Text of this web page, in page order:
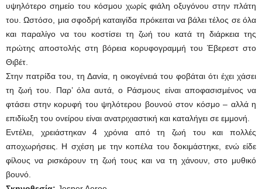
υψηλότερο σημείο του κόσμου χωρίς φιάλη οξυγόνου στην πλάτη
του. Ωστόσο, μια σφοδρή καταιγίδα πρόκειται να βάλει τέλος σε όλα
και παραλίγο να του κοστίσει τη ζωή του κατά τη διάρκεια της
πρώτης αποστολής στη βόρεια κορυφογραμμή του Έβερεστ στο
Θιβέτ.
Στην πατρίδα του, τη Δανία, η οικογένειά του φοβάται ότι έχει χάσει
τη ζωή του. Παρ’ όλα αυτά, ο Ράσμους είναι αποφασισμένος να
φτάσει στην κορυφή του ψηλότερου βουνού στον κόσμο – αλλά η
επιδίωξη του ονείρου είναι ανατριχιαστική και καταλήγει σε εμμονή.
Εντέλει, χρειάστηκαν 4 χρόνια από τη ζωή του και πολλές
αποχωρήσεις. Η σχέση με την κοπέλα του δοκιμάστηκε, ενώ είδε
φίλους να ρισκάρουν τη ζωή τους και να τη χάνουν, στο μυθικό
βουνό.